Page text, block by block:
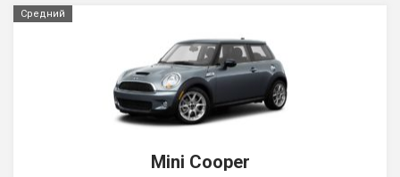
Средний
Mini Cooper